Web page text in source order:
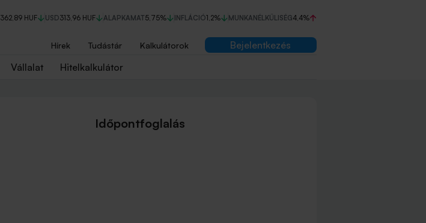
362,89 HUF USD313,96 HUF ALAPKAMAT5,75% INFLÁCIÓ1,2% MUNKANÉLKÜLISÉG4,4%
Hírek Tudástár Kalkulátorok
Bejelentkezés
Vállalat Hitelkalkulátor
Időpontfoglalás